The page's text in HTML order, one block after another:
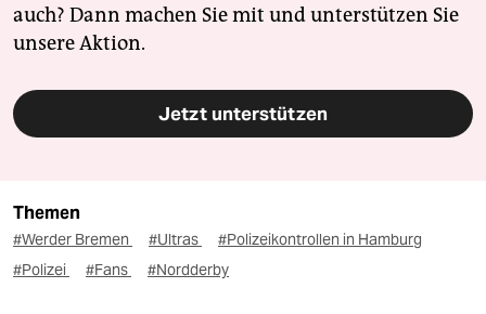
auch? Dann machen Sie mit und unterstützen Sie
unsere Aktion.
Jetzt unterstützen
Themen
#Werder Bremen #Ultras
#Polizeikontrollen in Hamburg
#Polizei
#Fans #Nordderby